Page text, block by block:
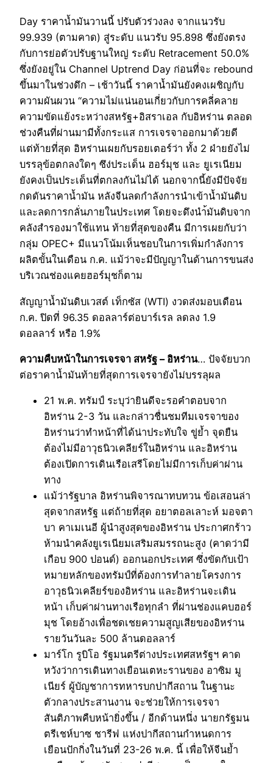
Day ราคาน้ำมันวานนี้ ปรับตัวร่วงลง จากแนวรับ
99.939 (ตามคาด) สู่ระดับ แนวรับ 95.898 ซึ่งยังตรง
กับการย่อตัวปรับฐานใหญ่ ระดับ Retracement 50.0%
ซึ่งยังอยู่ใน Channel Uptrend Day ก่อนที่จะ rebound
ขึ้นมาในช่วงดึก – เช้าวันนี้ ราคาน้ำมันยังคงเผชิญกับ
ความผันผวน “ความไม่แน่นอนเกี่ยวกับการคลี่คลาย
ความขัดแย้งระหว่างสหรัฐ+อิสราเอล กับอิหร่าน ตลอด
ช่วงคืนที่ผ่านมามีทั้งกระแส การเจรจาออกมาด้วยดี
แต่ท้ายที่สุด อิหร่านเผยกับรอยเตอร์ว่า ทั้ง 2 ฝ่ายยังไม่
บรรลุข้อตกลงใดๆ ซึง่ประเด็น ฮอร์มุช และ ยูเรเนียม
ยังคงเป็นประเด็นที่ตกลงกันไม่ได้ นอกจากนี้ยังมีปัจจัย
กดดันราคาน้ำมัน หลังจีนลดกำลังการนำเข้าน้ำมันดิบ
และลดการกลั่นภายในประเทศ โดยจะดึงนำ้มันดิบจาก
คลังสำรองมาใช้แทน ท้ายที่สุดของคืน มีการเผยกับว่า
กลุ่ม OPEC+ มีแนวโน้มเห็นชอบในการเพิ่มกำลังการ
ผลิตขั้นในเดือน ก.ค. แม้ว่าจะมีปัญญาในด้านการขนส่ง
บริเวณช่องแคยฮอร์มุชก็ตาม
สัญญาน้ำมันดิบเวสต์ เท็กซัส (WTI) งวดส่งมอบเดือน
ก.ค. ปิดที่ 96.35 ดอลลาร์ต่อบาร์เรล ลดลง 1.9
ดอลลาร์ หรือ 1.9%
ความคืบหน้าในการเจรจา สหรัฐ – อิหร่าน… ปัจจัยบวก
ต่อราคาน้ำมันท้ายที่สุดการเจรจายังไม่บรรลุผล
21 พ.ค. ทรัมป์ ระบุว่ายินดีจะรอคำตอบจาก
อิหร่าน 2-3 วัน และกล่าวชื่นชมทีมเจรจาของ
อิหร่านว่าทำหน้าที่ได้น่าประทับใจ ขู่ย้ำ จุดยืน
ต้องไม่มีอาวุธนิวเคลียร์ในอิหร่าน และอิหร่าน
ต้องเปิดการเดินเรือเสรีโดยไม่มีการเก็บค่าผ่าน
ทาง
แม้ว่ารัฐบาล อิหร่านพิจารณาทบทวน ข้อเสอนล่า
สุดจากสหรัฐ แต่ถ้ายที่สุด อยาตอลเลาะห์ มอจตา
บา คาเมเนอี ผู้นำสูงสุดของอิหร่าน ประกาศกร้าว
ห้ามนำคลังยูเรเนียมเสริมสมรรถนะสูง (คาดว่ามี
เกือบ 900 ปอนด์) ออกนอกประเทศ ซึ่งขัดกับเป้า
หมายหลักของทรัมป์ที่ต้องการทำลายโครงการ
อาวุธนิวเคลียร์ของอิหร่าน และอิหร่านจะเดิน
หน้า เก็บค่าผ่านทางเรือทุกลำ ที่ผ่านช่องแคบฮอร์
มุช โดยอ้างเพื่อชดเชยความสูญเสียของอิหร่าน
รายวันวันละ 500 ล้านดอลลาร์
มาร์โก รูบิโอ รัฐมนตรีต่างประเทศสหรัฐฯ คาด
หวังว่าการเดินทางเยือนเตหะรานของ อาซิม มู
เนียร์ ผู้บัญชาการทหารบกปากีสถาน ในฐานะ
ตัวกลางประสานงาน จะช่วยให้การเจรจา
สันติภาพคืบหน้ายิ่งขึ้น / อีกด้านหนึ่ง นายกรัฐมน
ตรีเชห์บาซ ชารีฟ แห่งปากีสถานกำหนดการ
เยือนปักกิ่งในวันที่ 23-26 พ.ค. นี้ เพื่อให้จีนย้ำ